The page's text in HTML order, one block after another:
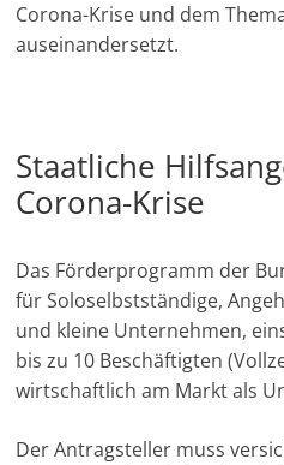
Corona-Krise und dem
auseinandersetzt.
Staatliche
Corona-Krise
Das Förderprogramm der
für Soloselbstständige,
und kleine Unternehmen,
bis zu 10 Beschäftigten
wirtschaftlich am Markt als
Der Antragsteller muss